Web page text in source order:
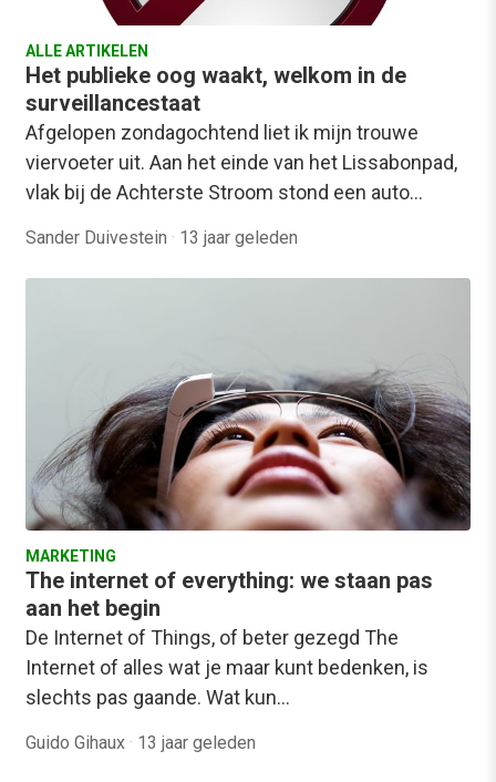
ALLE ARTIKELEN
Het publieke oog waakt, welkom in de
surveillancestaat
Afgelopen zondagochtend liet ik mijn trouwe
viervoeter uit. Aan het einde van het Lissabonpad,
vlak bij de Achterste Stroom stond een auto…
Sander Duivestein · 13 jaar geleden
MARKETING
The internet of everything: we staan pas
aan het begin
De Internet of Things, of beter gezegd The
Internet of alles wat je maar kunt bedenken, is
slechts pas gaande. Wat kun…
Guido Gihaux · 13 jaar geleden